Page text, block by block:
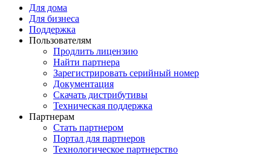
Для дома
Для бизнеса
Поддержка
Пользователям
Продлить лицензию
Найти партнера
Зарегистрировать серийный номер
Документация
Скачать дистрибутивы
Техническая поддержка
Партнерам
Стать партнером
Портал для партнеров
Технологическое партнерство